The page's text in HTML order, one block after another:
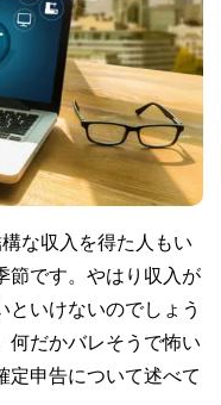
な収入を得た人もい
節です。やはり収入が
といけないのでしょう
だかバレそうで怖い
定申告について述べて